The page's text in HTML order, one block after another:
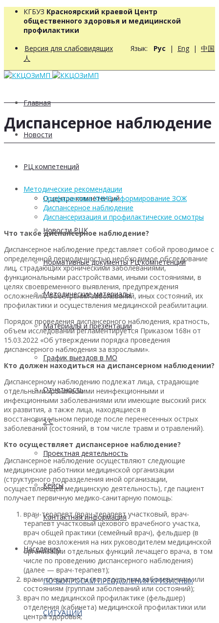
КГБУЗ Красноярский краевой Центр
общественного здоровья и медицинской
профилактики
Версия для слабовидящих Язык: Рус | Eng | 中国
人
Главная
Новости
РЦ компетенций
О центре компетенций
Новости РЦК
Нормативные документы РЦ компетенций
Методические материалы
Материалы и презентации
График выездов в МО
Отчетность
5 С
Проектная деятельность
Кейсы
Контактная информация
Населению
ПО ВОПРОСАМ ПРЕОДОЛЕНИЯ КРИЗИСНЫХ
СИТУАЦИЙ
Диспансерное наблюдение
Методические рекомендации
Профилактика ХНИЗ и формирование ЗОЖ
Диспансерное наблюдение
Диспансеризация и профилактические осмотры
Что такое диспансерное наблюдение?
Диспансерное наблюдение представляет собой проводимое с
определенной периодичностью необходимое обследование
лиц, страдающих хроническими заболеваниями,
функциональными расстройствами, иными состояниями, в
целях своевременного выявления, предупреждения
осложнений, обострений заболеваний, иных состояний, их
профилактики и осуществления медицинской реабилитации.
Порядок проведения диспансерного наблюдения, кратность,
объем исследований регламентируется Приказом 168н от
15.03.2022 «Об утверждении порядка проведения
диспансерного наблюдения за взрослыми».
Кто должен находиться на диспансерном наблюдении?
Диспансерному наблюдению подлежат лица, страдающие
отдельными хроническими неинфекционными и
инфекционными заболеваниями или имеющие высокий риск
их развития, а также лица, находящиеся в
восстановительном периоде после перенесенных острых
заболеваний (состояний, в том числе травм и отравлений).
Кто осуществляет диспансерное наблюдение?
Диспансерное наблюдение осуществляют следующие
медицинские работники медицинской организации
(структурного подразделения иной организации,
осуществляющей медицинскую деятельность), где пациент
получает первичную медико-санитарную помощь:
врач-терапевт (врач-терапевт участковый, врач-
терапевт участковый цехового врачебного участка,
врач общей практики (семейный врач), фельдшер (в
случае возложения на них руководителем медицинской
организации отдельных функций лечащего врача, в том
числе по проведению диспансерного наблюдения)
(далее — врач-терапевт);
врачи-специалисты (по отдельным заболеваниям или
состояниям (группам заболеваний или состояний);
врач по медицинской профилактике (фельдшер)
отделения (кабинета) медицинской профилактики или
центра здоровья;